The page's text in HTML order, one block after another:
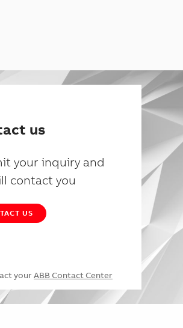
us
your inquiry and
contact you
US
your ABB Contact Center